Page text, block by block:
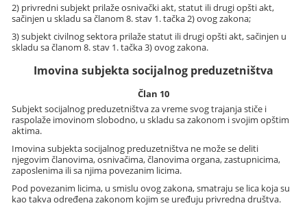
2) privredni subjekt prilaže osnivački akt, statut ili drugi opšti akt,
sačinjen u skladu sa članom 8. stav 1. tačka 2) ovog zakona;
3) subjekt civilnog sektora prilaže statut ili drugi opšti akt, sačinjen u
skladu sa članom 8. stav 1. tačka 3) ovog zakona.
Imovina subjekta socijalnog preduzetništva
Član 10
Subjekt socijalnog preduzetništva za vreme svog trajanja stiče i
raspolaže imovinom slobodno, u skladu sa zakonom i svojim opštim
aktima.
Imovina subjekta socijalnog preduzetništva ne može se deliti
njegovim članovima, osnivačima, članovima organa, zastupnicima,
zaposlenima ili sa njima povezanim licima.
Pod povezanim licima, u smislu ovog zakona, smatraju se lica koja su
kao takva određena zakonom kojim se uređuju privredna društva.